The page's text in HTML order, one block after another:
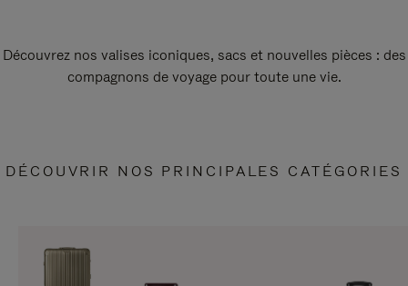
Découvrez nos valises iconiques, sacs et nouvelles pièces : des
compagnons de voyage pour toute une vie.
DÉCOUVRIR NOS PRINCIPALES CATÉGORIES